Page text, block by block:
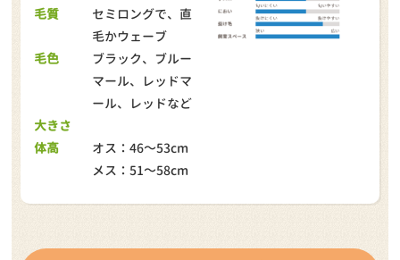
毛質
セミロングで、直
毛かウェーブ
毛色
ブラック、ブルー
マール、レッドマ
ール、レッドなど
大きさ
体高
オス：46～53cm
メス：51～58cm